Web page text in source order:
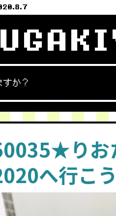
すか？
りお
へ行こう